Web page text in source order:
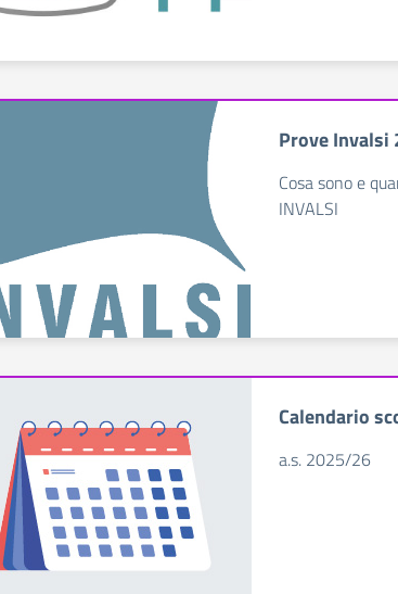
Prove Invalsi
Cosa sono e
INVALSI
Calendario
a.s. 2025/26